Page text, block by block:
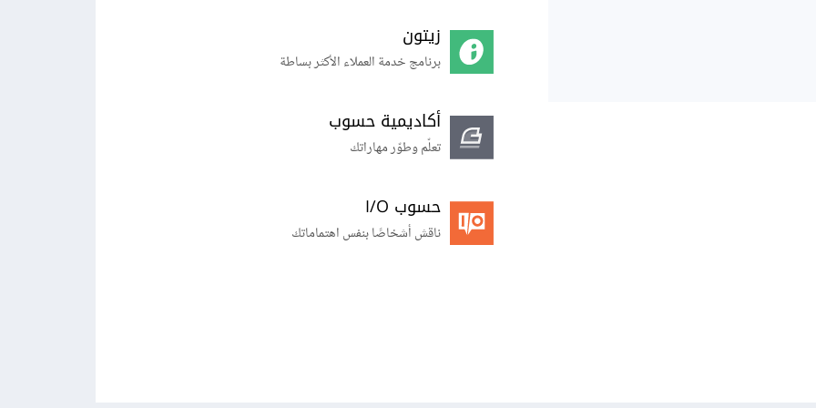
زيتون
برنامج خدمة العملاء الأكثر بساطة
أكاديمية حسوب
تعلّم وطوّر مهاراتك
حسوب I/O
ناقش أشخاصًا بنفس اهتماماتك